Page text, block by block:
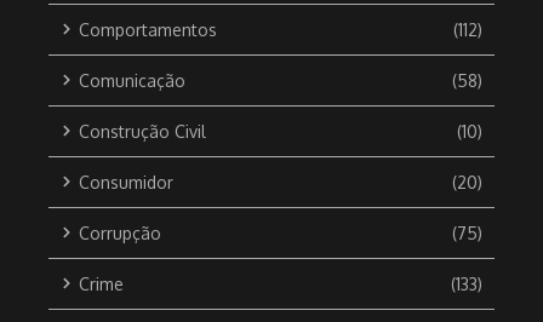
Comportamentos (112)
Comunicação (58)
Construção Civil (10)
Consumidor (20)
Corrupção (75)
Crime (133)